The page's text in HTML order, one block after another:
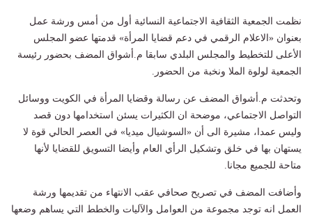
نظمت الجمعية الثقافية الاجتماعية النسائية أول من أمس ورشة عمل
بعنوان «الاعلام الرقمي في دعم قضايا المرأة» قدمتها عضو المجلس
الأعلى للتخطيط والمجلس البلدي سابقا م.أشواق المضف بحضور رئيسة
الجمعية لولوة الملا ونخبة من الحضور.
وتحدثت م.أشواق المضف عن رسالة وقضايا المرأة في الكويت ووسائل
التواصل الاجتماعي، موضحة ان الكثيرات يسئن استخدامها دون قصد
وليس عمدا، مشيرة الى أن «السوشيال ميديا» في العصر الحالي قوة لا
يستهان بها في خلق وتشكيل الرأي العام وأيضا التسويق للقضايا لأنها
متاحة للجميع مجانا.
وأضافت المضف في تصريح صحافي عقب الانتهاء من تقديمها ورشة
العمل انه توجد مجموعة من العوامل والآليات والخطط التي يساهم وضعها